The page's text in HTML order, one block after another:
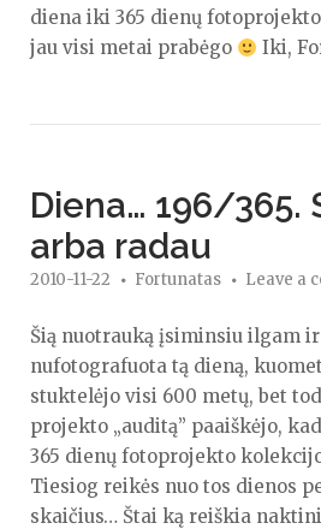
diena iki 365 dienų
jau visi metai prabėgo
Iki,
Diena… 196/365.
arba radau
2010-11-22 Fortunatas Leave a
Šią nuotrauką įsiminsiu ilgam
nufotografuota tą dieną,
stuktelėjo visi 600 metų, bet
projekto „auditą” paaiškėjo,
365 dienų fotoprojekto
Tiesiog reikės nuo tos dienos
skaičius… Štai ką reiškia